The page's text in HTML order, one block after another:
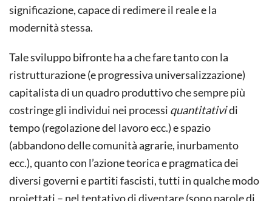
significazione, capace di redimere il reale e la
modernità stessa.
Tale sviluppo bifronte ha a che fare tanto con la
ristrutturazione (e progressiva universalizzazione)
capitalista di un quadro produttivo che sempre più
costringe gli individui nei processi quantitatividi
tempo (regolazione del lavoro ecc.) e spazio
(abbandono delle comunità agrarie, inurbamento
ecc.), quanto con l’azione teorica e pragmatica dei
diversi governi e partiti fascisti, tutti in qualche modo
proiettati – nel tentativo di diventare (sono parole di